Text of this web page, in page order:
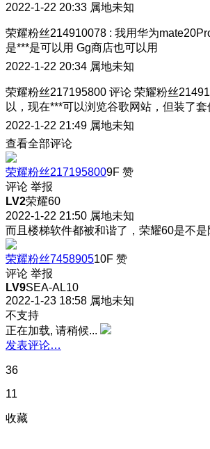
2022-1-22 20:33 属地未知
荣耀粉丝214910078 : 我用华为
是***是可以用 Gg商店也可以用
2022-1-22 20:34 属地未知
荣耀粉丝217195800 评论 荣耀粉丝
以，现在***可以浏览谷歌网站，但装了套
2022-1-22 21:49 属地未知
查看全部评论
荣耀粉丝2171958009F 赞
评论 举报
LV2荣耀60
2022-1-22 21:50 属地未知
而且楼梯软件都被和谐了，荣耀60是不是
荣耀粉丝745890510F 赞
评论 举报
LV9SEA-AL10
2022-1-23 18:58 属地未知
不支持
正在加载, 请稍候...
发表评论…
36
11
收藏